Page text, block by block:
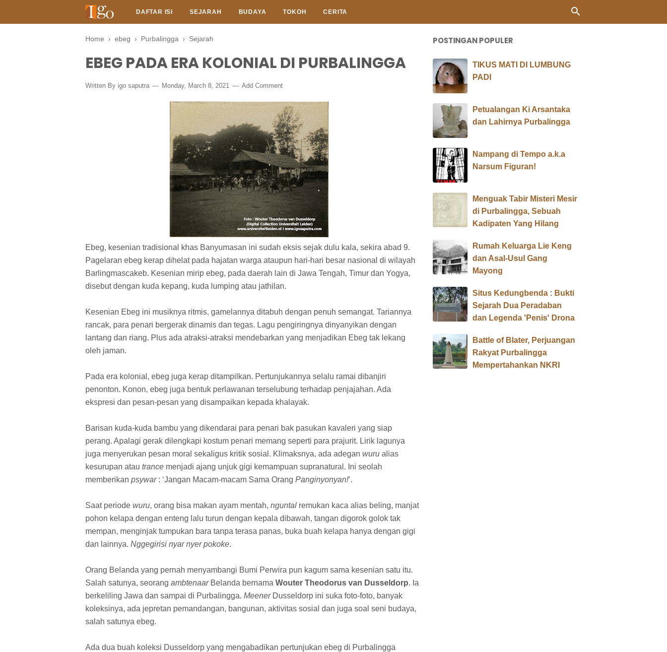
DAFTAR ISI SEJARAH BUDAYA TOKOH CERITA
Home › ebeg › Purbalingga › Sejarah
EBEG PADA ERA KOLONIAL DI PURBALINGGA
Written By igo saputra Monday, March 8, 2021 Add Comment
Ebeg, kesenian tradisional khas Banyumasan ini sudah eksis sejak dulu kala, sekira abad 9.
Pagelaran ebeg kerap dihelat pada hajatan warga ataupun hari-hari besar nasional di wilayah
Barlingmascakeb. Kesenian mirip ebeg, pada daerah lain di Jawa Tengah, Timur dan Yogya,
disebut dengan kuda kepang, kuda lumping atau jathilan.
Kesenian Ebeg ini musiknya ritmis, gamelannya ditabuh dengan penuh semangat. Tariannya
rancak, para penari bergerak dinamis dan tegas. Lagu pengiringnya dinyanyikan dengan
lantang dan riang. Plus ada atraksi-atraksi mendebarkan yang menjadikan Ebeg tak lekang
oleh jaman.
Pada era kolonial, ebeg juga kerap ditampilkan. Pertunjukannya selalu ramai dibanjiri
penonton. Konon, ebeg juga bentuk perlawanan terselubung terhadap penjajahan. Ada
ekspresi dan pesan-pesan yang disampaikan kepada khalayak.
Barisan kuda-kuda bambu yang dikendarai para penari bak pasukan kavaleri yang siap
perang. Apalagi gerak dilengkapi kostum penari memang seperti para prajurit. Lirik lagunya
juga menyerukan pesan moral sekaligus kritik sosial. Klimaksnya, ada adegan wuru alias
kesurupan atau trance menjadi ajang unjuk gigi kemampuan supranatural. Ini seolah
memberikan psywar: ‘Jangan Macam-macam Sama Orang Panginyonyan!’.
Saat periode wuru, orang bisa makan ayam mentah, nguntal remukan kaca alias beling, manjat
pohon kelapa dengan enteng lalu turun dengan kepala dibawah, tangan digorok golok tak
mempan, menginjak tumpukan bara tanpa terasa panas, buka buah kelapa hanya dengan gigi
dan lainnya. Nggegirisi nyar nyer pokoke.
Orang Belanda yang pernah menyambangi Bumi Perwira pun kagum sama kesenian satu itu.
Salah satunya, seorang ambtenaarBelanda bernama Wouter Theodorus van Dusseldorp. Ia
berkeliling Jawa dan sampai di Purbalingga. Meener Dusseldorp ini suka foto-foto, banyak
koleksinya, ada jepretan pemandangan, bangunan, aktivitas sosial dan juga soal seni budaya,
salah satunya ebeg.
Ada dua buah koleksi Dusseldorp yang mengabadikan pertunjukan ebeg di Purbalingga
POSTINGAN POPULER
TIKUS MATI DI LUMBUNG
PADI
Petualangan Ki Arsantaka
dan Lahirnya Purbalingga
Nampang di Tempo a.k.a
Narsum Figuran!
Menguak Tabir Misteri Mesir
di Purbalingga, Sebuah
Kadipaten Yang Hilang
Rumah Keluarga Lie Keng
dan Asal-Usul Gang
Mayong
Situs Kedungbenda : Bukti
Sejarah Dua Peradaban
dan Legenda 'Penis' Drona
Battle of Blater, Perjuangan
Rakyat Purbalingga
Mempertahankan NKRI